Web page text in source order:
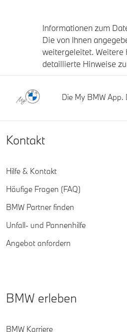
Informationen zum
Die von Ihnen
weitergeleitet. Weitere
detaillierte Hinweise